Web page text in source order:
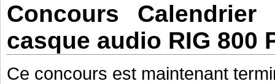
Concours
casque audio RIG 800
Ce concours est maintenant